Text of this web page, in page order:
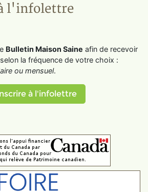
l'infolettre
Bulletin Maison Saine afin de recevoir
la fréquence de votre choix :
ou mensuel.
à l'infolettre